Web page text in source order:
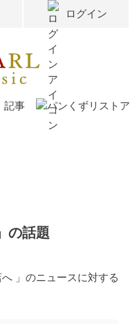
ログイン
記事
の話題
」のニュースに対する